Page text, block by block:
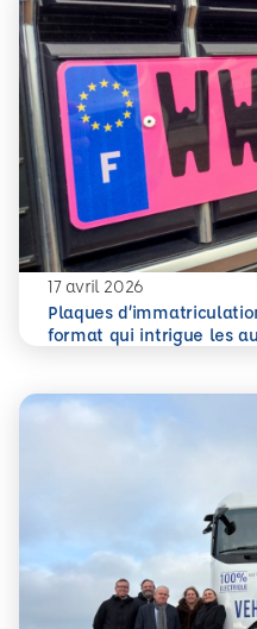
17 avril 2026
Plaques
format qui intrigue les
En savoir plus
Plaques